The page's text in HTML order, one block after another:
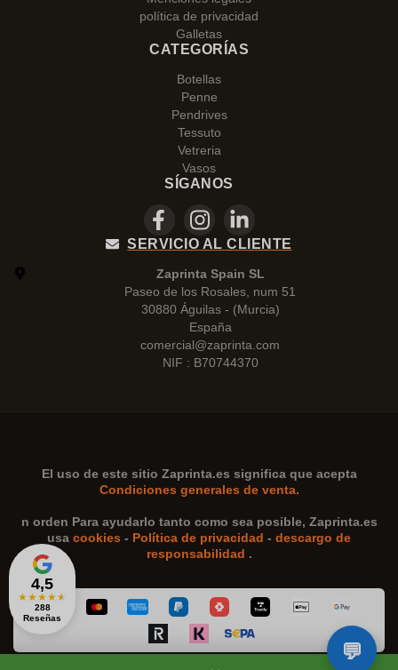
4,5
★★★★★
288
Reseñas
política de privacidad
Galletas
CATEGORÍAS
Botellas
Penne
Pendrives
Tessuto
Vetreria
Vasos
SÍGANOS
SERVICIO AL CLIENTE
Zaprinta Spain SL
Paseo de los Rosales, num 51
30880 Águilas - (Murcia)
España
comercial@zaprinta.com
NIF : B70744370
El uso de este sitio Zaprinta.es significa que acepta
Condiciones generales de venta.
n orden Para ayudarlo tanto como sea posible, Zaprinta.es
usa cookies - Política de privacidad - descargo de
responsabilidad .